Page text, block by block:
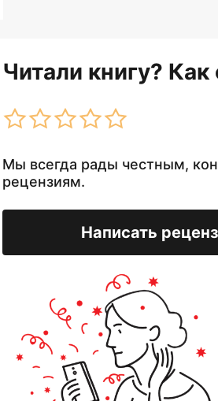
Читали книгу? Как
Мы всегда рады честным,
рецензиям.
Написать